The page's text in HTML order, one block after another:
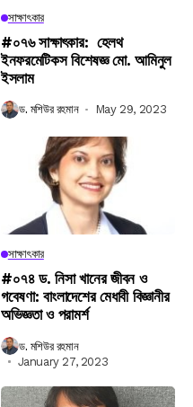
সাক্ষাৎকার
#০৭৬ সাক্ষাৎকার: হেলথ
ইনফরমেটিকস বিশেষজ্ঞ মো. আমিনুল
ইসলাম
ড. মশিউর রহমান May 29, 2023
সাক্ষাৎকার
#০৭৪ ড. নিসা খানের জীবন ও
গবেষণা: বাংলাদেশের মেধাবী বিজ্ঞানীর
অভিজ্ঞতা ও পরামর্শ
ড. মশিউর রহমান
January 27, 2023